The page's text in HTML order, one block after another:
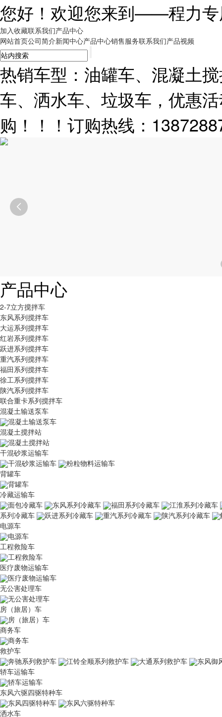
您好！欢迎您来到——程力
加入收藏联系我们产品中心
网站首页公司简介新闻中心产品中心销售服务联系我们产品视频
热销车型：油罐车、混凝土
车、洒水车、垃圾车，优惠
购！！！订购热线：

产品中心
2-7立方搅拌车
东风系列搅拌车
大运系列搅拌车
红岩系列搅拌车
跃进系列搅拌车
重汽系列搅拌车
福田系列搅拌车
徐工系列搅拌车
陕汽系列搅拌车
联合重卡系列搅拌车
混凝土输送泵车
混凝土输送泵车
混凝土搅拌站
混凝土搅拌站
干混砂浆运输车
干混砂浆运输车
粉粒物料运输车
背罐车
背罐车
冷藏运输车
面包冷藏车
东风系列冷藏车 福田系列冷藏车
江淮系列冷藏车
系列冷藏车
跃进系列冷藏车 重汽系列冷藏车 陕汽系列冷藏车
电源车
电源车
工程救险车
工程救险车
医疗废物运输车
医疗废物运输车
无公害处理车
无公害处理车
房（旅居）车
房（旅居）车
商务车
商务车
救护车
奔驰系列救护车
江铃全顺系列救护车 大通系列救护车
东风御
轿车运输车
轿车运输车
东风六驱四驱特种车
东风四驱特种车
东风六驱特种车
洒水车